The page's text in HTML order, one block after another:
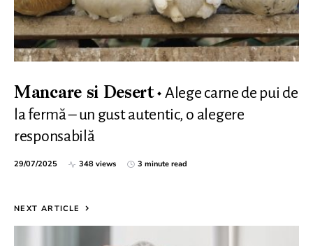
Mancare si Desert
Alege carne de pui de
la fermă – un gust autentic, o alegere
responsabilă
29/07/2025 348 views 3 minute read
NEXT ARTICLE